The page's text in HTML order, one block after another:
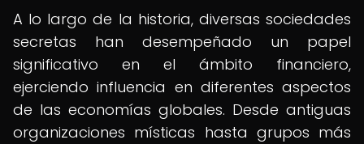
A lo largo de la historia, diversas sociedades
secretas han desempeñado un papel
significativo en el ámbito financiero,
ejerciendo influencia en diferentes aspectos
de las economías globales. Desde antiguas
organizaciones místicas hasta grupos más